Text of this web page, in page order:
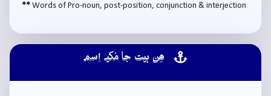
** Words of Pro-noun, post-position, conjunction & interjection
ھِن بيت جا مُکيہ اِسم